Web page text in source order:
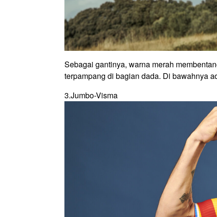
Sebagai gantinya, warna merah
terpampang di bagian dada. Di bawahnya
3.Jumbo-Visma